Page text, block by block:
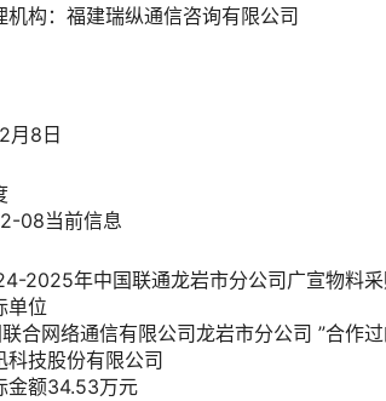
机构：福建瑞纵通信咨询有限公司
月8日
08当前信息
2025年中国联通龙岩市分公司广宣物料
单位
合网络通信有限公司龙岩市分公司 ”合作
科技股份有限公司
金额34.53万元